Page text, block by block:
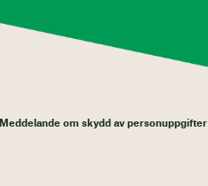
Meddelande om skydd av personuppgifter